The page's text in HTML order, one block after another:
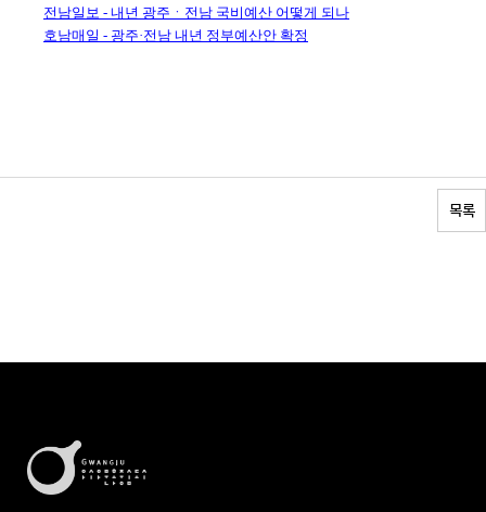
전남일보 - 내년 광주ㆍ전남 국비예산 어떻게 되나
호남매일 - 광주·전남 내년 정부예산안 확정
목록